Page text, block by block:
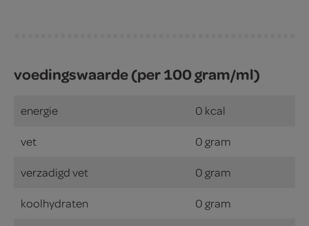
voedingswaarde (per 100 gram/ml)
energie 0 kcal
vet 0 gram
verzadigd vet 0 gram
koolhydraten 0 gram